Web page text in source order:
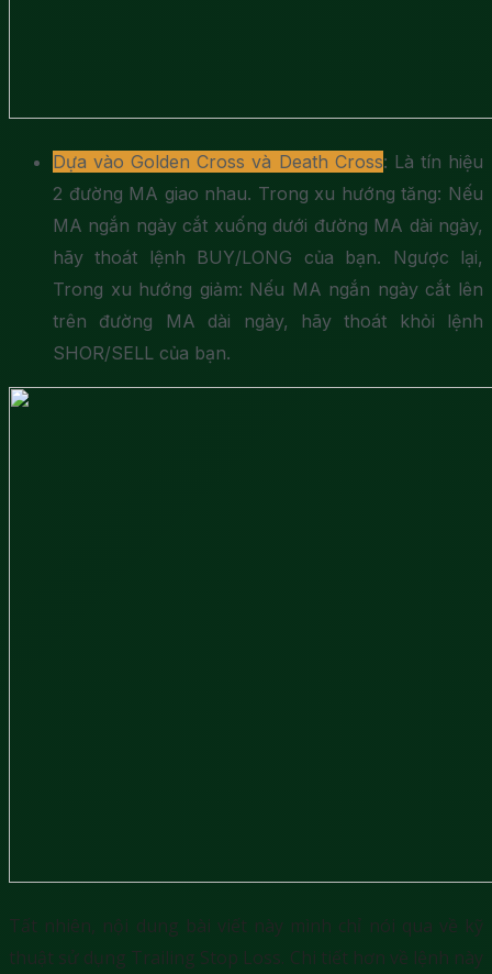
Dựa vào Golden Cross và Death Cross: Là tín hiệu
2 đường MA giao nhau. Trong xu hướng tăng: Nếu
MA ngắn ngày cắt xuống dưới đường MA dài ngày,
hãy thoát lệnh BUY/LONG của bạn. Ngược lại,
Trong xu hướng giảm: Nếu MA ngắn ngày cắt lên
trên đường MA dài ngày, hãy thoát khỏi lệnh
SHOR/SELL của bạn.
Tất nhiên, nội dung bài viết này mình chỉ nói qua về kỹ
thuật sử dụng Trailing Stop Loss. Chi tiết hơn về lệnh này